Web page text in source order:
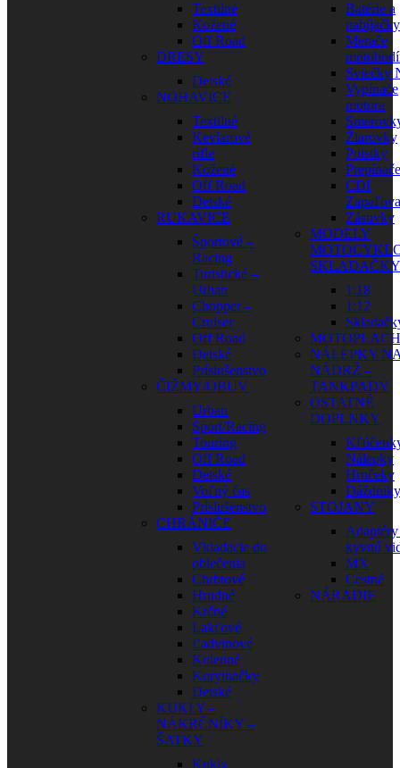
Textilné
Kožené
Off Road
DRESY
Detské
NOHAVICE
Textilné
Kevlarové
rifle
Kožené
Off Road
Detské
RUKAVICE
Športové –
Racing
Turistické –
Urban
Chopper –
Cruiser
Off Road
Detské
Príslušenstvo
ČIŽMY/OBUV
Urban
Sport/Racing
Touring
Off Road
Detské
Voľný čas
Príslušenstvo
CHRÁNIČE
Vkladacie do
oblečenia
Chrbtové
Hrudné
Krčné
Lakťové
Ľadvinové
Kolenné
Korytnačky
Detské
KUKLY –
NÁKRČNÍKY –
ŠATKY
Kukly
Batérie a
nabíjačky
Merače
Sviečky
Vypínače
motora
Žiarovky
Poistky
Prepínače
CDI
Zásuvky
MODELY
SKLADAČKY
1:18
1:12
NÁLEPKY
NÁDRŽ –
TANKPADY
OSTATNÉ
DOPLNKY
Nálepky
Hrnčeky
Dáždniky
STOJANY
kyvnú
MX
Cestné
NÁRADIE